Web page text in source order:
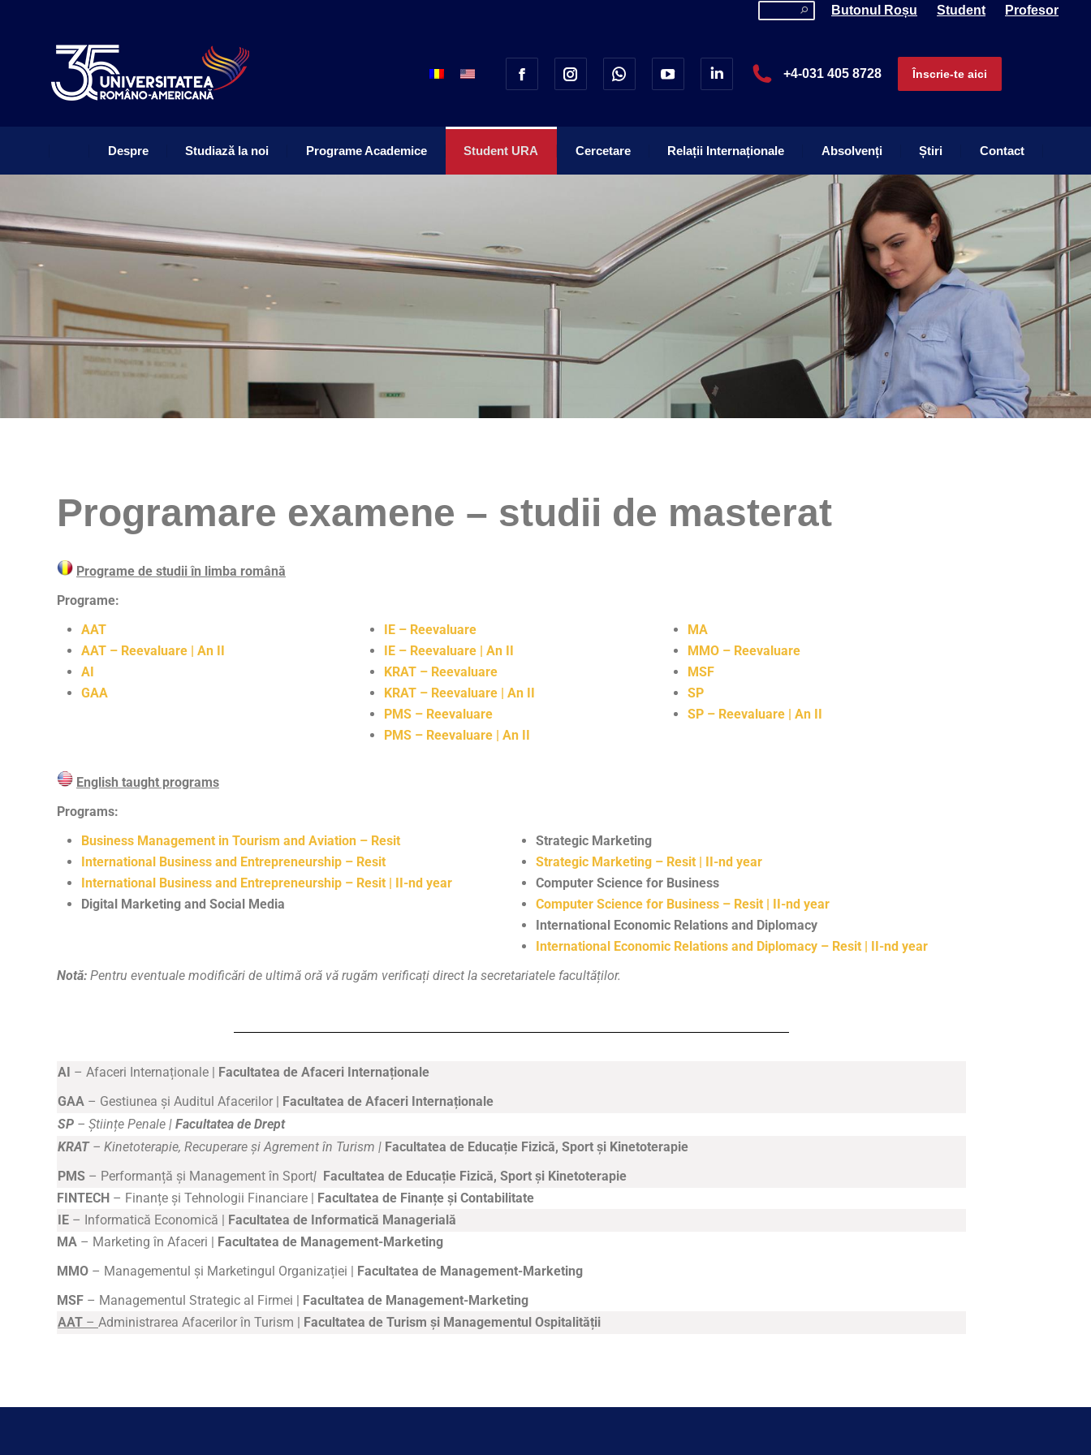
Butonul Roșu Student Profesor
+4-031 405 8728 Înscrie-te aici
Despre Studiază la noi Programe Academice Student URA Cercetare Relații Internaționale Absolvenți Știri Contact
Programare examene – studii de masterat
Programe de studii în limba română
Programe:
AAT
AAT – Reevaluare
| An II
AI
GAA
IE – Reevaluare
IE – Reevaluare | An II
KRAT – Reevaluare
KRAT – Reevaluare
| An II
PMS – Reevaluare
PMS – Reevaluare
| An II
MA
MMO – Reevaluare
MSF
SP
SP – Reevaluare
| An II
English taught programs
Programs:
Business Management in Tourism and Aviation – Resit
International Business and Entrepreneurship – Resit
International Business and Entrepreneurship – Resit
| II-nd year
Digital Marketing and Social Media
Strategic Marketing
Strategic Marketing – Resit | II-nd year
Computer Science for Business
Computer Science for Business – Resit
| II-nd year
International Economic Relations and Diplomacy
International Economic Relations and Diplomacy – Resit
| II-nd year
Notă: Pentru eventuale modificări de ultimă oră vă rugăm verificați direct la secretariatele facultăților.
AI – Afaceri Internaționale |
Facultatea de Afaceri Internaționale
GAA – Gestiunea și Auditul Afacerilor | Facultatea de Afaceri Internaționale
SP – Științe Penale | Facultatea de Drept
KRAT– Kinetoterapie, Recuperare și Agrement în Turism | Facultatea de Educație Fizică, Sport și Kinetoterapie
PMS – Performanță și Management în Sport| Facultatea de Educație Fizică, Sport și Kinetoterapie
FINTECH – Finanțe și Tehnologii Financiare | Facultatea de Finanțe și Contabilitate
IE – Informatică Economică |
Facultatea de Informatică Managerială
MA – Marketing în Afaceri |
Facultatea de Management-Marketing
MMO – Managementul și Marketingul Organizației |
Facultatea de Management-Marketing
MSF – Managementul Strategic al Firmei |
Facultatea de Management-Marketing
AAT – Administrarea Afacerilor în Turism | Facultatea de Turism și Managementul Ospitalității
Relații Internaționale